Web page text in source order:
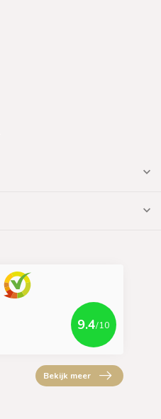
9.4/10
Bekijk meer